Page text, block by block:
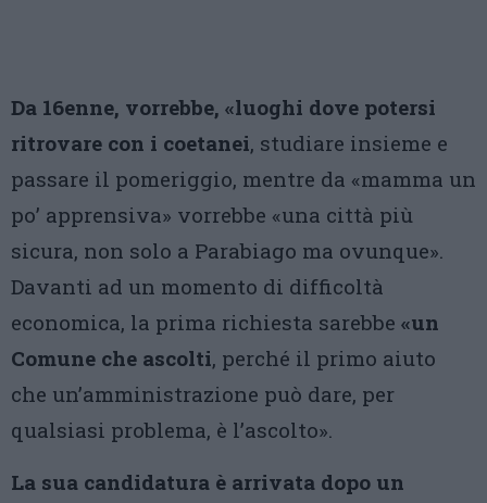
Da 16enne, vorrebbe, «luoghi dove potersi
ritrovare con i coetanei, studiare insieme e
passare il pomeriggio, mentre da «mamma un
po’ apprensiva» vorrebbe «una città più
sicura, non solo a Parabiago ma ovunque».
Davanti ad un momento di difficoltà
economica, la prima richiesta sarebbe «un
Comune che ascolti, perché il primo aiuto
che un’amministrazione può dare, per
qualsiasi problema, è l’ascolto».
La sua candidatura è arrivata dopo un